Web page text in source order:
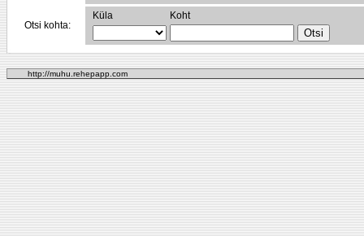
Otsi kohta:
Küla Koht
http://muhu.rehepapp.com